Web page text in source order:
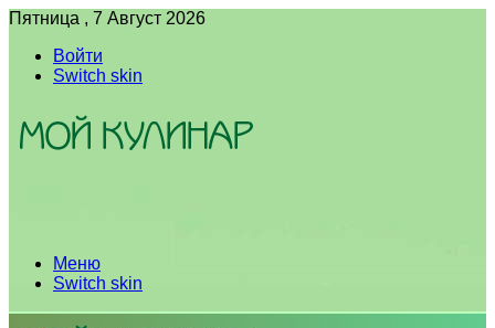
Пятница , 7 Август 2026
Войти
Switch skin
Меню
Switch skin